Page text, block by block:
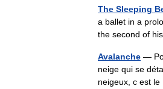
The Sleeping
a ballet in a
the second of
Avalanche —
neige qui se
neigeux, c est